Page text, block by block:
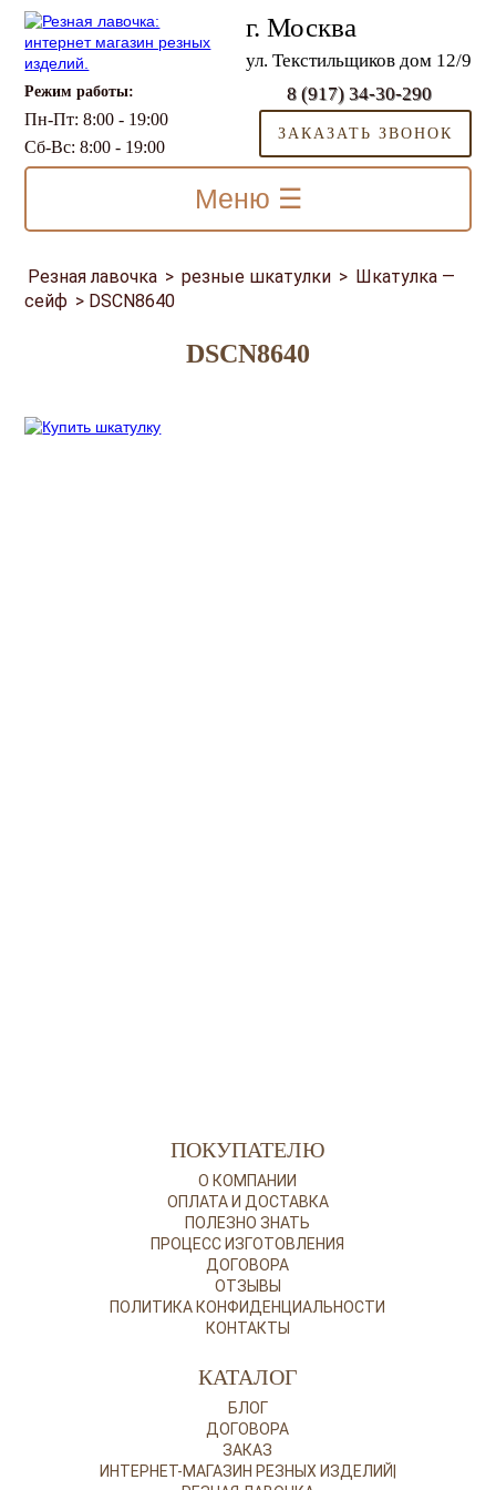
г. Москва
ул. Текстильщиков дом 12/9
Режим работы:
Пн-Пт: 8:00 - 19:00
Сб-Вс: 8:00 - 19:00
8 (917) 34-30-290
ЗАКАЗАТЬ ЗВОНОК
Меню ☰
Резная лавочка > резные шкатулки > Шкатулка —
сейф > DSCN8640
DSCN8640
ПОКУПАТЕЛЮ
О КОМПАНИИ
ОПЛАТА И ДОСТАВКА
ПОЛЕЗНО ЗНАТЬ
ПРОЦЕСС ИЗГОТОВЛЕНИЯ
ДОГОВОРА
ОТЗЫВЫ
ПОЛИТИКА КОНФИДЕНЦИАЛЬНОСТИ
КОНТАКТЫ
КАТАЛОГ
БЛОГ
ДОГОВОРА
ЗАКАЗ
ИНТЕРНЕТ-МАГАЗИН РЕЗНЫХ ИЗДЕЛИЙ|